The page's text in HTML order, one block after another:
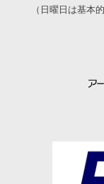
（日曜日は基本